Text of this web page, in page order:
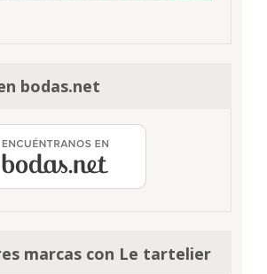
bodas.net
marcas con Le tartelier